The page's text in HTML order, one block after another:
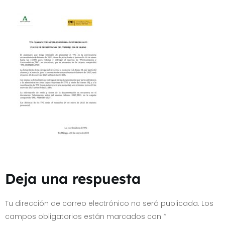
Deja una respuesta
Tu dirección de correo electrónico no será publicada. Los
campos obligatorios están marcados con *